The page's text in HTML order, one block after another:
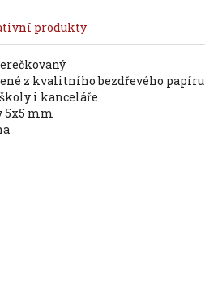
produkty
z kvalitního bezdřevého papíru
školy i kanceláře
5x5 mm